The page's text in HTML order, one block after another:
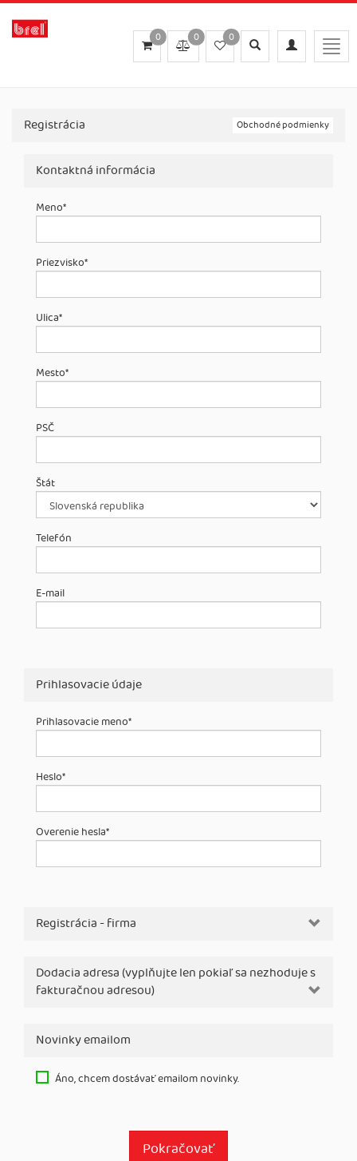
Toggle
navigation
Toggle
search
0
0
0
Registrácia Obchodné podmienky
Kontaktná informácia
Meno*
Priezvisko*
Ulica*
Mesto*
PSČ
Štát
Telefón
E-mail
Prihlasovacie údaje
Prihlasovacie meno*
Heslo*
Overenie hesla*
Registrácia - firma
Dodacia adresa (vyplňujte len pokiaľ sa nezhoduje s
fakturačnou adresou)
Novinky emailom
Áno, chcem dostávať emailom novinky.
Pokračovať